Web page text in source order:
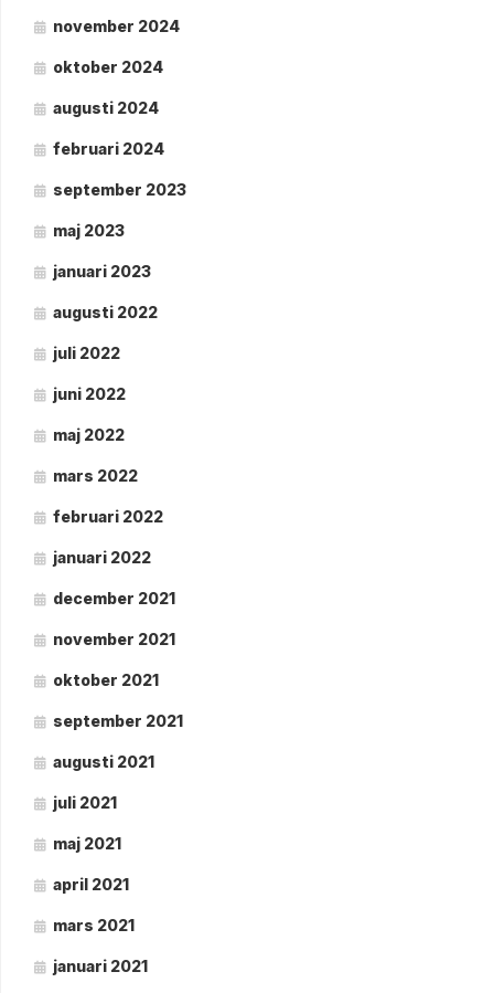
november 2024
oktober 2024
augusti 2024
februari 2024
september 2023
maj 2023
januari 2023
augusti 2022
juli 2022
juni 2022
maj 2022
mars 2022
februari 2022
januari 2022
december 2021
november 2021
oktober 2021
september 2021
augusti 2021
juli 2021
maj 2021
april 2021
mars 2021
januari 2021